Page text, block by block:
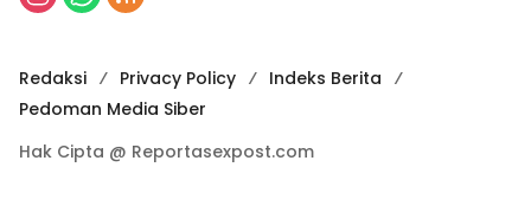
Redaksi Privacy Policy
Indeks Berita
Pedoman Media Siber
Hak Cipta @ Reportasexpost.com